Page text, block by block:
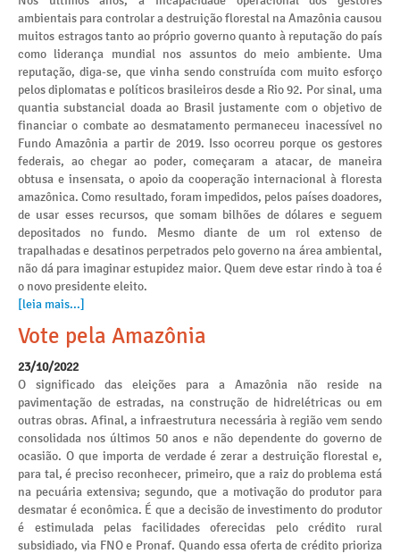
ambientais para controlar a destruição florestal na Amazônia causou
muitos estragos tanto ao próprio governo quanto à reputação do país
como liderança mundial nos assuntos do meio ambiente. Uma
reputação, diga-se, que vinha sendo construída com muito esforço
pelos diplomatas e políticos brasileiros desde a Rio 92. Por sinal, uma
quantia substancial doada ao Brasil justamente com o objetivo de
financiar o combate ao desmatamento permaneceu inacessível no
Fundo Amazônia a partir de 2019. Isso ocorreu porque os gestores
federais, ao chegar ao poder, começaram a atacar, de maneira
obtusa e insensata, o apoio da cooperação internacional à floresta
amazônica. Como resultado, foram impedidos, pelos países doadores,
de usar esses recursos, que somam bilhões de dólares e seguem
depositados no fundo. Mesmo diante de um rol extenso de
trapalhadas e desatinos perpetrados pelo governo na área ambiental,
não dá para imaginar estupidez maior. Quem deve estar rindo à toa é
o novo presidente eleito.
[leia mais...]
Vote pela Amazônia
23/10/2022
O significado das eleições para a Amazônia não reside na
pavimentação de estradas, na construção de hidrelétricas ou em
outras obras. Afinal, a infraestrutura necessária à região vem sendo
consolidada nos últimos 50 anos e não dependente do governo de
ocasião. O que importa de verdade é zerar a destruição florestal e,
para tal, é preciso reconhecer, primeiro, que a raiz do problema está
na pecuária extensiva; segundo, que a motivação do produtor para
desmatar é econômica. É que a decisão de investimento do produtor
é estimulada pelas facilidades oferecidas pelo crédito rural
subsidiado, via FNO e Pronaf. Quando essa oferta de crédito prioriza